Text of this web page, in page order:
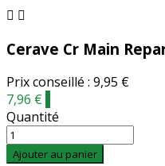
 
Cerave Cr Main
Prix conseillé : 9,95 €
7,96 €
Quantité
Ajouter au panier